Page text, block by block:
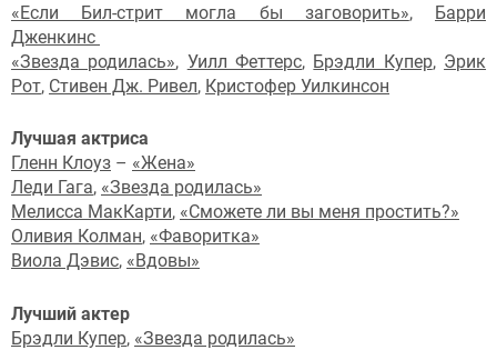
«Если Бил-стрит могла бы заговорить», Барри
Дженкинс
«Звезда родилась», Уилл Феттерс, Брэдли Купер, Эрик
Рот, Стивен Дж. Ривел, Кристофер Уилкинсон
Лучшая актриса
Гленн Клоуз – «Жена»
Леди Гага, «Звезда родилась»
Мелисса МакКарти, «Сможете ли вы меня простить?»
Оливия Колман, «Фаворитка»
Виола Дэвис, «Вдовы»
Лучший актер
Брэдли Купер, «Звезда родилась»